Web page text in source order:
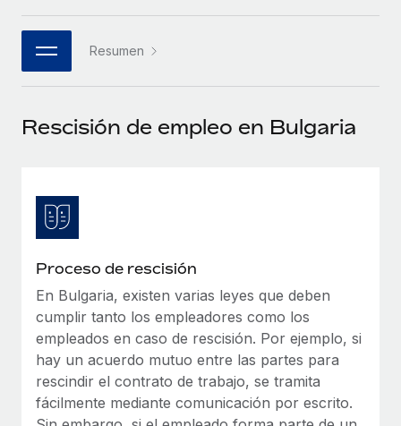
Conectar
Conecta cualquier herramienta de IA con Remote
Optimiza los procesos con herramientas empresariales
SERVICIOS
Obtén ayuda de gente experta en RR. HH. globales
y cumplimiento normativo.
Comprobaciones de antecedentes
Simplifica los procesos de cribado de candidatos.
Cumplimiento normativo
Adelántate a los riesgos de cumplimiento
ASOCIARSE
Socios tecnológicos estratégicos
Integra la gestión de los RR. HH. globales en tu
Asociarse
Consultoría de integraciones y automatización con IA.
CASOS PRÁCTICOS
Webinarios
Información sobre salarios y talento
Obtén ayuda
Nómina global
EOR y PEO
Contractor Management
한국어
中文（简体）Resumen
Rescisión de empleo en Bulgaria
Proceso de rescisión
En Bulgaria, existen varias leyes que deben
cumplir tanto los empleadores como los
empleados en caso de rescisión. Por ejemplo, si
hay un acuerdo mutuo entre las partes para
rescindir el contrato de trabajo, se tramita
fácilmente mediante comunicación por escrito.